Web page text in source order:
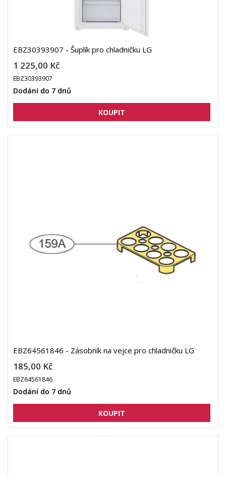
EBZ30393907 - Šuplík pro chladničku LG
1 225,00 Kč
EBZ30393907
Dodání do 7 dnů
EBZ64561846 - Zásobník na vejce pro chladničku LG
185,00 Kč
EBZ64561846
Dodání do 7 dnů